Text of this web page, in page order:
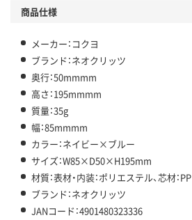
商品仕様
メーカー：コクヨ
ブランド：ネオクリッツ
奥行：50mmmm
高さ：195mmmm
質量：35g
幅：85mmmm
カラー：ネイビー×ブルー
サイズ：W85×D50×H195mm
材質：表材・内装：ポリエステル、芯材：PP
ブランド：ネオクリッツ
JANコード：4901480323336